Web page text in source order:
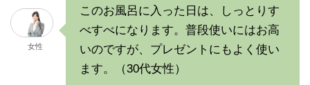
女性
このお風呂に入った日は、しっとりす
べすべになります。普段使いにはお高
いのですが、プレゼントにもよく使い
ます。（30代女性）